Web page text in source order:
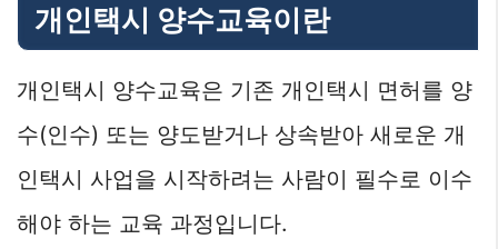
개인택시 양수교육이란
개인택시 양수교육은 기존 개인택시 면허를 양
수(인수) 또는 양도받거나 상속받아 새로운 개
인택시 사업을 시작하려는 사람이 필수로 이수
해야 하는 교육 과정입니다.